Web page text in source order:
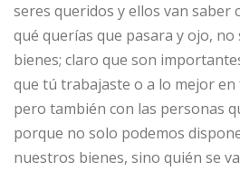
seres queridos y ellos van saber
qué querías que pasara y ojo,
bienes; claro que son
que tú trabajaste o a lo mejor
pero también con las personas
porque no solo podemos
nuestros bienes, sino quién se